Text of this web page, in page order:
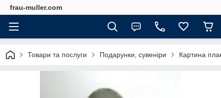
frau-muller.com
Товари та послуги Подарунки, сувеніри Картина